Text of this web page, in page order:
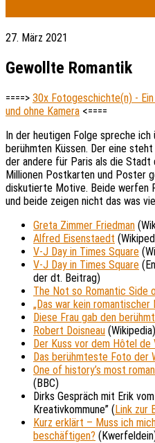
27. März 2021
Gewollte Romantik
====> 30x Fotogeschichte(n) -
und ohne Kamera <====
In der heutigen Folge spreche
berühmten Küssen. Der eine
der andere für Paris als die Stadt
Millionen Postkarten und Poster
diskutierte Motive. Beide werfen
und beide zeigen nicht das was
Greta Zimmer Friedman
Alfred Eisenstaedt
V-J Day in Times Square
V-J Day in Times Square
der dt. Beitrag)
The Not so Romantic Side
„Das war kein romantischer
Diese Frau gab den
Robert Doisneau (Wikipedia)
Der Kuss vor dem Hôtel de
Das berühmteste Foto der
One of history’s most
(BBC)
Dirks Gespräch mit Erik
Kreativkommune” (Link zur
Kurz erklärt – Muss ich
beschäftigen?